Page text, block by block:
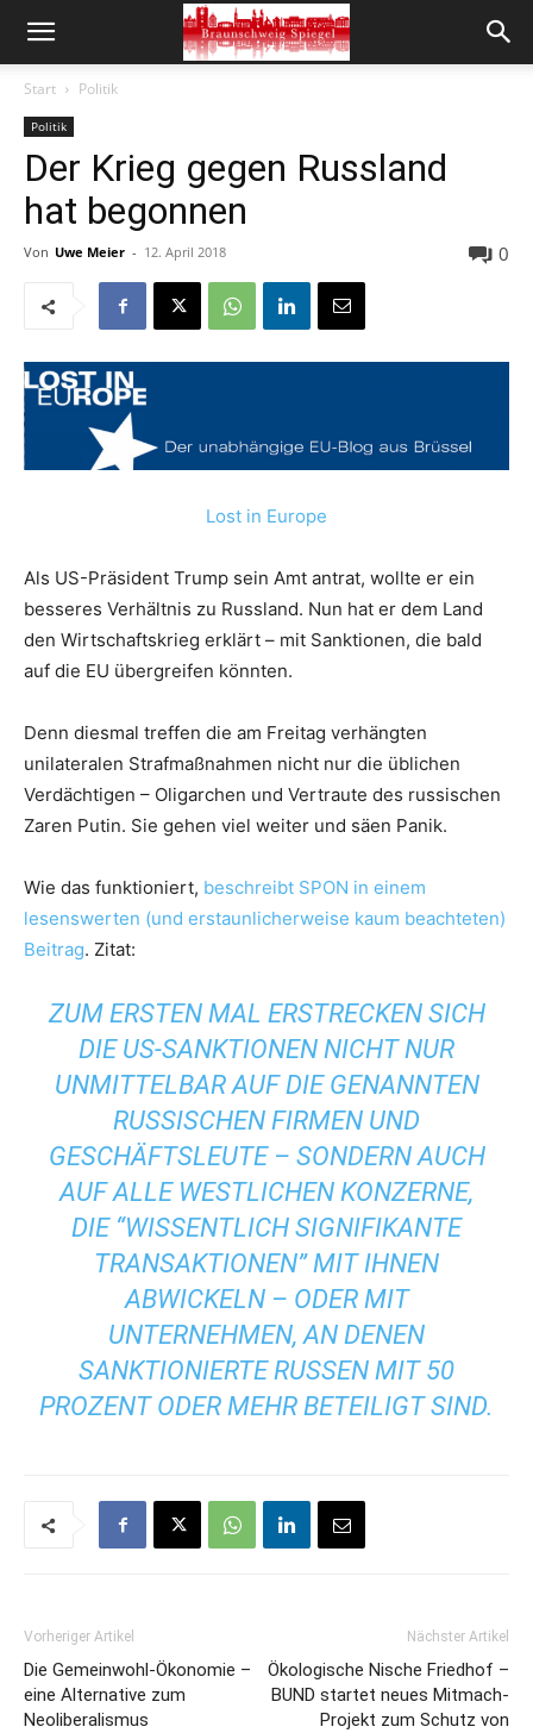
Start Politik
Politik
Der Krieg gegen Russland
hat begonnen
Von Uwe Meier - 12. April 2018 0
Lost in Europe
Als US-Präsident Trump sein Amt antrat, wollte er ein
besseres Verhältnis zu Russland. Nun hat er dem Land
den Wirtschaftskrieg erklärt – mit Sanktionen, die bald
auf die EU übergreifen könnten.
Denn diesmal treffen die am Freitag verhängten
unilateralen Strafmaßnahmen nicht nur die üblichen
Verdächtigen – Oligarchen und Vertraute des russischen
Zaren Putin. Sie gehen viel weiter und säen Panik.
Wie das funktioniert, beschreibt SPON in einem
lesenswerten (und erstaunlicherweise kaum beachteten)
Beitrag. Zitat:
ZUM ERSTEN MAL ERSTRECKEN SICH
DIE US-SANKTIONEN NICHT NUR
UNMITTELBAR AUF DIE GENANNTEN
RUSSISCHEN FIRMEN UND
GESCHÄFTSLEUTE – SONDERN AUCH
AUF ALLE WESTLICHEN KONZERNE,
DIE “WISSENTLICH SIGNIFIKANTE
TRANSAKTIONEN” MIT IHNEN
ABWICKELN – ODER MIT
UNTERNEHMEN, AN DENEN
SANKTIONIERTE RUSSEN MIT 50
PROZENT ODER MEHR BETEILIGT SIND.
Vorheriger Artikel
Die Gemeinwohl-Ökonomie –
eine Alternative zum
Neoliberalismus
Nächster Artikel
Ökologische Nische Friedhof –
BUND startet neues Mitmach-
Projekt zum Schutz von